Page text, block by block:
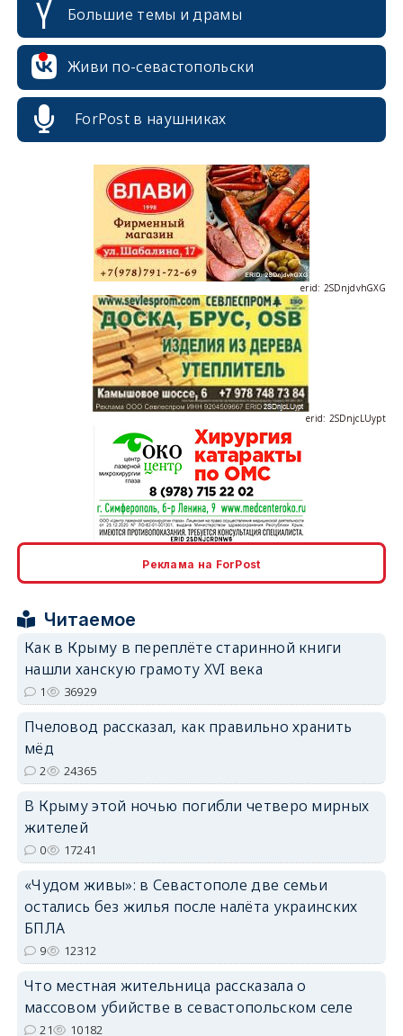
Большие темы и драмы
Живи по-севастопольски
ForPost в наушниках
erid: 2SDnjdvhGXG
erid: 2SDnjcLUypt
erid: 2SDnjcrDNw6
erid: 2SDnjdvhGXG
Реклама на ForPost
Читаемое
Как в Крыму в переплёте старинной книги
нашли ханскую грамоту XVI века
1 36929
Пчеловод рассказал, как правильно хранить
мёд
2 24365
В Крыму этой ночью погибли четверо мирных
жителей
0 17241
«Чудом живы»: в Севастополе две семьи
остались без жилья после налёта украинских
БПЛА
9 12312
Что местная жительница рассказала о
массовом убийстве в севастопольском селе
21 10182